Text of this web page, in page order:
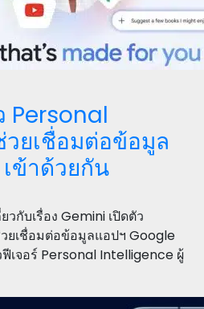
Personal
ยเชื่อมต่อข้อมูล
ข้าด้วยกัน
กับเรื่อง Gemini เปิดตัว
ยเชื่อมต่อข้อมูลแอปฯ Google
จอร์ Personal Intelligence ผู้